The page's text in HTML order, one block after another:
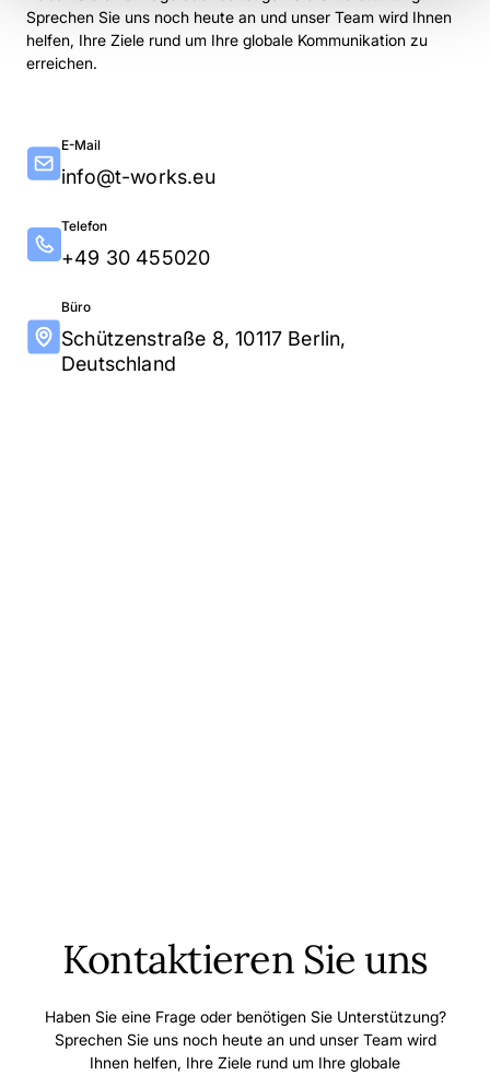
Sprechen Sie uns noch heute an und unser Team wird Ihnen
helfen, Ihre Ziele rund um Ihre globale Kommunikation zu
erreichen.
E-Mail
info@t-works.eu
Telefon
+49 30 455020
Büro
Schützenstraße 8, 10117 Berlin,
Deutschland
Kontaktieren Sie uns
Haben Sie eine Frage oder benötigen Sie Unterstützung?
Sprechen Sie uns noch heute an und unser Team wird
Ihnen helfen, Ihre Ziele rund um Ihre globale